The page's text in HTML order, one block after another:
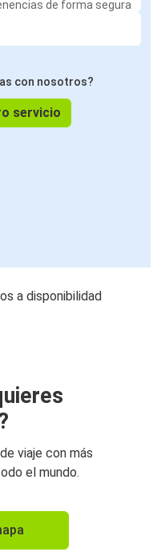
de forma segura
con nosotros?
servicio
a disponibilidad
viaje con más
el mundo.